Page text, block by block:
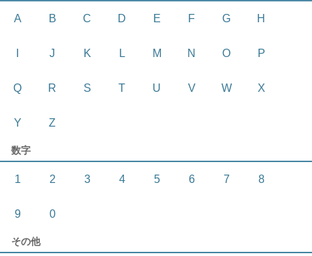
A B C D E F G H
J K L M N O P
Q R S T U V W X
Y Z
数字
1 2 3 4 5 6 7 8
9 0
その他